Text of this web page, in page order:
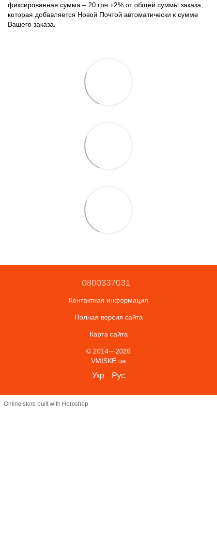
фиксированная сумма – 20 грн +2% от общей суммы заказа,
которая добавляется Новой Почтой автоматически к сумме
Вашего заказа.
0800337031
Контактная информация
Полная версия сайта
Карта сайта
© 2014—2026
VMISKE.ua
Укр Рус
Online store built with Horoshop